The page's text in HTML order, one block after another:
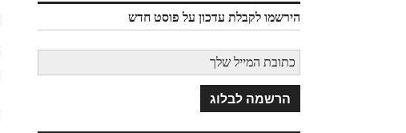
הירשמו לקבלת עדכון על פוסט חדש